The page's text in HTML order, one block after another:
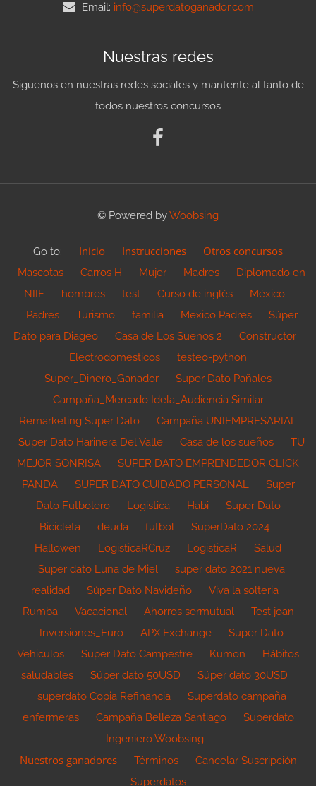
Email: info@superdatoganador.com
Nuestras redes
Siguenos en nuestras redes sociales y mantente al tanto de
todos nuestros concursos
© Powered byWoobsing
Go to: Inicio Instrucciones Otros concursos
Mascotas Carros H Mujer Madres
Diplomado en
NIIF
hombres test Curso de inglés
México
Padres
Turismo familia Mexico Padres
Súper
Dato para Diageo
Casa de Los Suenos 2
Constructor
Electrodomesticos
testeo-python
Super_Dinero_Ganador
Super Dato Pañales
Campaña_Mercado Idela_Audiencia Similar
Remarketing Super Dato
Campaña UNIEMPRESARIAL
Super Dato Harinera Del Valle
Casa de los sueños
TU
MEJOR SONRISA
SUPER DATO EMPRENDEDOR CLICK
PANDA
SUPER DATO CUIDADO PERSONAL
Super
Dato Futbolero
Logistica Habi
Super Dato
Bicicleta
deuda futbol
SuperDato 2024
Hallowen
LogisticaRCruz LogisticaR
Salud
Super dato Luna de Miel
super dato 2021 nueva
realidad
Súper Dato Navideño
Viva la solteria
Rumba
Vacacional Ahorros sermutual
Test joan
Inversiones_Euro
APX Exchange
Super Dato
Vehiculos
Super Dato Campestre Kumon
Hábitos
saludables
Súper dato 50USD
Súper dato 30USD
superdato Copia Refinancia
Superdato campaña
enfermeras
Campaña Belleza Santiago
Superdato
Ingeniero Woobsing
Nuestros ganadores Términos
Cancelar Suscripción
Superdatos